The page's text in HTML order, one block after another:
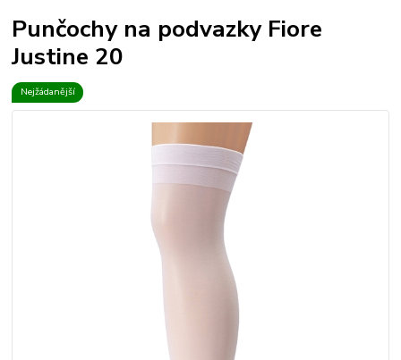
Punčochy na podvazky Fiore
Justine 20
Nejžádanější